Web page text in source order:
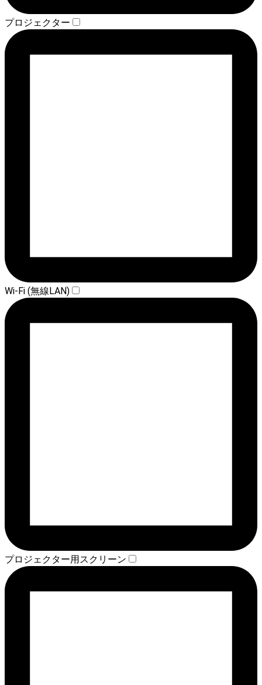
プロジェクター
Wi-Fi (無線LAN)
プロジェクター用スクリーン